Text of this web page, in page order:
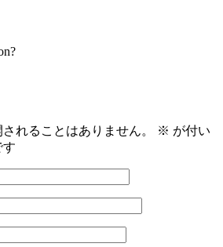
れることはありません。 ※ が付い
す